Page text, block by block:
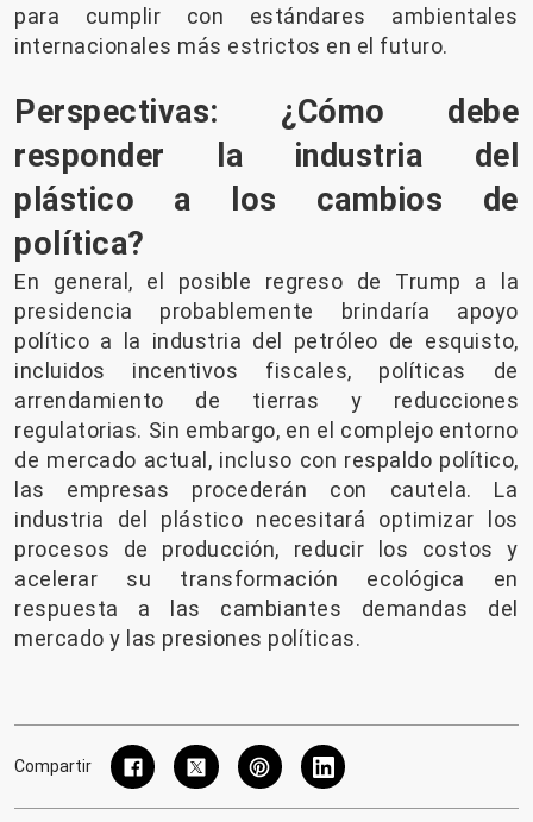
para cumplir con estándares ambientales
internacionales más estrictos en el futuro.
Perspectivas: ¿Cómo debe
responder la industria del
plástico a los cambios de
política?
En general, el posible regreso de Trump a la
presidencia probablemente brindaría apoyo
político a la industria del petróleo de esquisto,
incluidos incentivos fiscales, políticas de
arrendamiento de tierras y reducciones
regulatorias. Sin embargo, en el complejo entorno
de mercado actual, incluso con respaldo político,
las empresas procederán con cautela. La
industria del plástico necesitará optimizar los
procesos de producción, reducir los costos y
acelerar su transformación ecológica en
respuesta a las cambiantes demandas del
mercado y las presiones políticas.
Compartir